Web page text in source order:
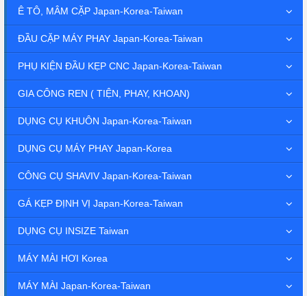
Ê TÔ, MÂM CẶP Japan-Korea-Taiwan
ĐẦU CẶP MÁY PHAY Japan-Korea-Taiwan
PHỤ KIỆN ĐẦU KẸP CNC Japan-Korea-Taiwan
GIA CÔNG REN ( TIỆN, PHAY, KHOAN)
DỤNG CỤ KHUÔN Japan-Korea-Taiwan
DỤNG CỤ MÁY PHAY Japan-Korea
CÔNG CỤ SHAVIV Japan-Korea-Taiwan
GÁ KẸP ĐỊNH VỊ Japan-Korea-Taiwan
DỤNG CỤ INSIZE Taiwan
MÁY MÀI HƠI Korea
MÁY MÀI Japan-Korea-Taiwan